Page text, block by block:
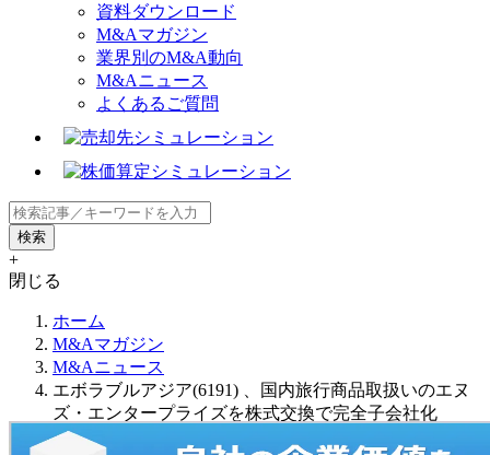
資料ダウンロード
M&Aマガジン
業界別のM&A動向
M&Aニュース
よくあるご質問
+
閉じる
ホーム
M&Aマガジン
M&Aニュース
エボラブルアジア(6191) 、国内旅行商品取扱いのエヌ
ズ・エンタープライズを株式交換で完全子会社化